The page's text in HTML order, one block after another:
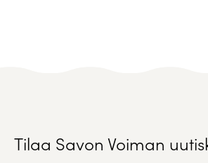
Tilaa Savon Voiman